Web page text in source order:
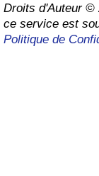
Droits d'Auteur ©
ce service est
Politique de
Indice de